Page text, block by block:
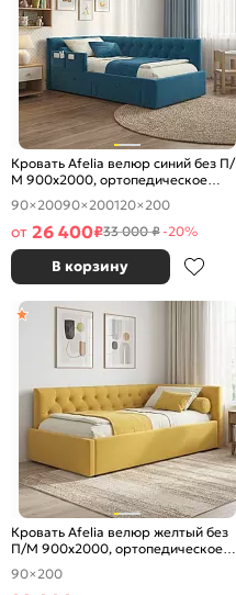
Кровать Afelia велюр синий без П/
М 900x2000, ортопедическое
основание, изголовье мягкое
90×20090×200120×200
от 26 400₽33 000 ₽-20%
В корзину
Кровать Afelia велюр желтый без
П/М 900x2000, ортопедическое
основание, изголовье мягкое
90×200